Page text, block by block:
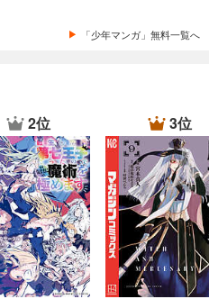
カート
試し読み
「少年マンガ」無料一覧へ
2位 3位